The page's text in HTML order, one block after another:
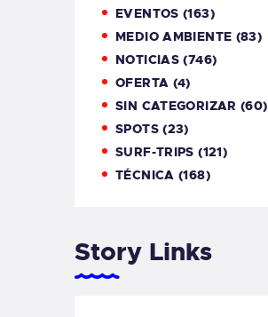
EVENTOS (163)
MEDIO AMBIENTE (83)
NOTICIAS (746)
OFERTA (4)
SIN CATEGORIZAR (60)
SPOTS(23)
SURF-TRIPS (121)
TÉCNICA (168)
Story Links